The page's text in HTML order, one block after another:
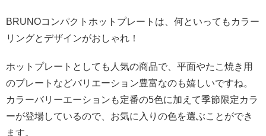
BRUNOコンパクトホットプレートは、何といってもカラー
リングとデザインがおしゃれ！
ホットプレートとしても人気の商品で、平面やたこ焼き用
のプレートなどバリエーション豊富なのも嬉しいですね。
カラーバリーエーションも定番の5色に加えて季節限定カラ
ーが登場しているので、お気に入りの色を選ぶことができ
ます。